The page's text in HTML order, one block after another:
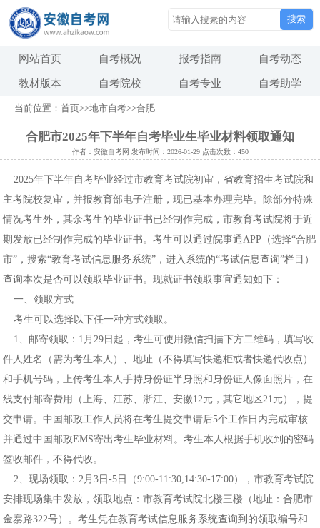
搜索
网站首页 自考概况 报考指南 自考动态
教材版本 自考院校 自考专业 自考助学
当前位置： 首页>>地市自考>>合肥
合肥市2025年下半年自考毕业生毕业材料领取通知
作者：安徽自考网 发布时间：2026-01-29 点击次数：450
2025年下半年自考毕业经过市教育考试院初审，省教育招生考试院和
主考院校复审，并报教育部电子注册，现已基本办理完毕。除部分特殊
情况考生外，其余考生的毕业证书已经制作完成，市教育考试院将于近
期发放已经制作完成的毕业证书。考生可以通过皖事通APP（选择“合肥
市”，搜索“教育考试信息服务系统”，进入系统的“考试信息查询”栏目）
查询本次是否可以领取毕业证书。现就证书领取事宜通知如下：
一、领取方式
考生可以选择以下任一种方式领取。
1、邮寄领取：1月29日起，考生可使用微信扫描下方二维码，填写收
件人姓名（需为考生本人）、地址（不得填写快递柜或者快递代收点）
和手机号码，上传考生本人手持身份证半身照和身份证人像面照片，在
线支付邮寄费用（上海、江苏、浙江、安徽12元，其它地区21元），提
交申请。中国邮政工作人员将在考生提交申请后5个工作日内完成审核
并通过中国邮政EMS寄出考生毕业材料。考生本人根据手机收到的密码
签收邮件，不得代收。
2、现场领取：2月3日-5日（9:00-11:30,14:30-17:00），市教育考试院
安排现场集中发放，领取地点：市教育考试院北楼三楼（地址：合肥市
金寨路322号）。考生凭在教育考试信息服务系统查询到的领取编号和